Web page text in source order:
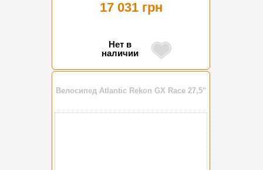
17 031 грн
Нет в
наличии
Велосипед Atlantic Rekon GX Race 27,5"